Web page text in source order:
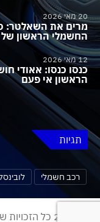
20 מאי 2026
החשמלי הראשון
12 מאי 2026
הראשון אי פעם
תגיות
רכב חשמלי